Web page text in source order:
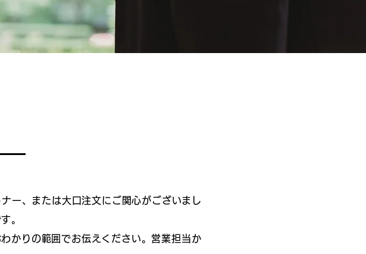
、または大口注文にご関心がございまし
。
かりの範囲でお伝えください。営業担当か